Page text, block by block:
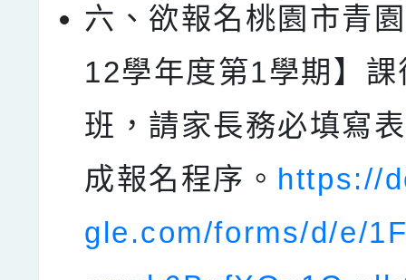
六、欲報名桃園市青
12學年度第1學期】
班，請家長務必填寫
成報名程序。 https://
gle.com/forms/d/e/